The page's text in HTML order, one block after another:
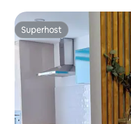
Superhost
Superhost